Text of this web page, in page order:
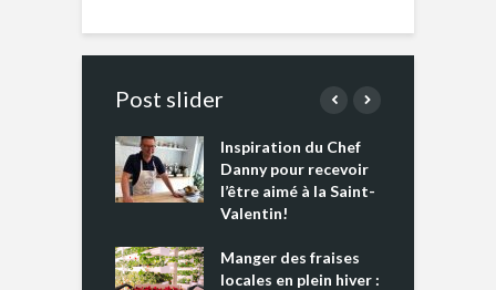
Post slider
Inspiration du Chef
Danny pour recevoir
l’être aimé à la Saint-
Valentin!
Manger des fraises
locales en plein hiver :